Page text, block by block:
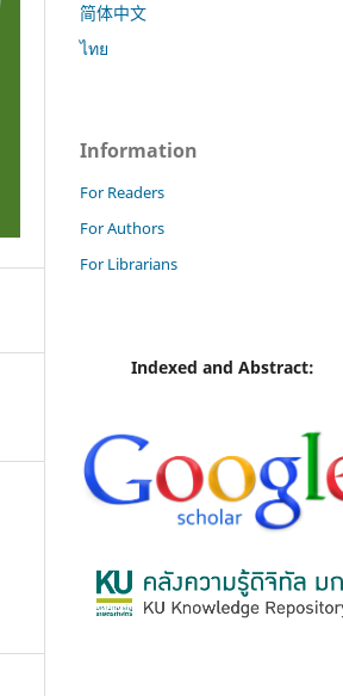
简体中文
ไทย
Information
For Readers
For Authors
For Librarians
Indexed and Abstract: